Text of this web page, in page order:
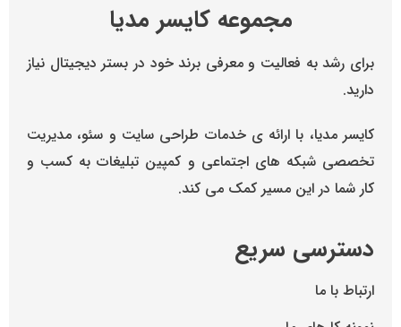
مجموعه کایسر مدیا
برای رشد به فعالیت و معرفی برند خود در بستر دیجیتال نیاز
دارید.
کایسر مدیا، با ارائه ی خدمات طراحی سایت و سئو، مدیریت
تخصصی شبکه های اجتماعی و کمپین تبلیغات به کسب و
کار شما در این مسیر کمک می کند.
دسترسی سریع
ارتباط با ما